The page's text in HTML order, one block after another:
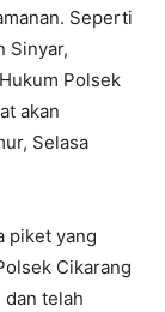
Seperti
Sinyar,
Polsek
akan
Selasa
piket yang
Cikarang
telah